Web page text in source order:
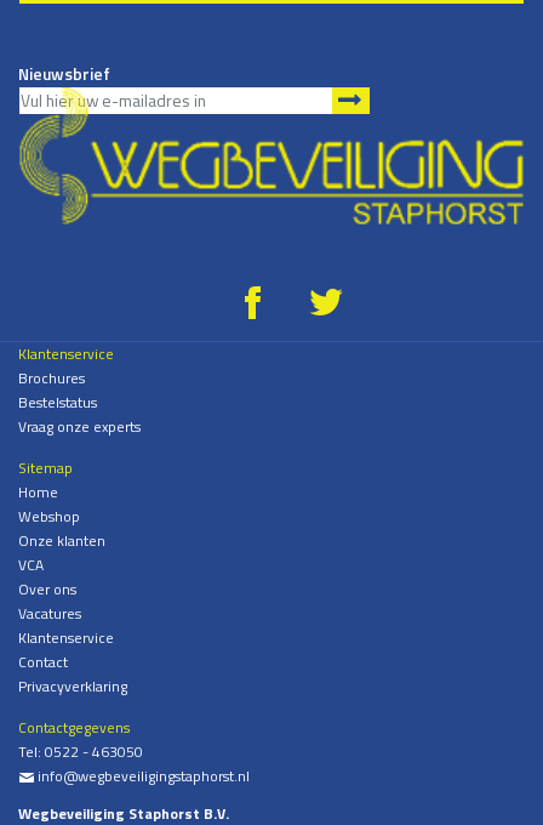
Nieuwsbrief
g *
Klantenservice
Brochures
Bestelstatus
Vraag onze experts
Sitemap
Home
Webshop
Onze klanten
VCA
Over ons
Vacatures
Klantenservice
Contact
Privacyverklaring
Contactgegevens
Tel: 0522 - 463050
% info@wegbeveiligingstaphorst.nl
Wegbeveiliging Staphorst B.V.